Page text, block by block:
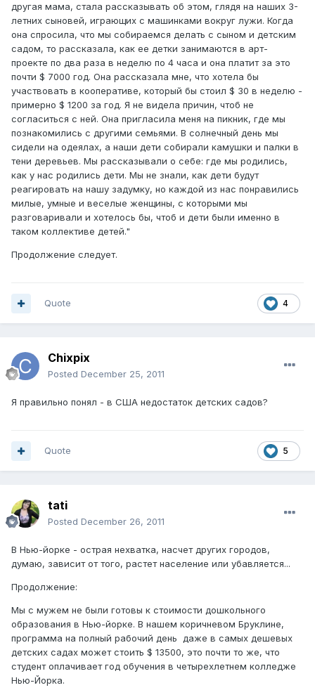
другая мама, стала рассказывать об этом, глядя на наших 3-
летних сыновей, играющих с машинками вокруг лужи. Когда
она спросила, что мы собираемся делать с сыном и детским
садом, то рассказала, как ее детки занимаются в арт-
проекте по два раза в неделю по 4 часа и она платит за это
почти $ 7000 год. Она рассказала мне, что хотела бы
участвовать в кооперативе, который бы стоил $ 30 в неделю -
примерно $ 1200 за год. Я не видела причин, чтоб не
согласиться с ней. Она пригласила меня на пикник, где мы
познакомились с другими семьями. В солнечный день мы
сидели на одеялах, а наши дети собирали камушки и палки в
тени деревьев. Мы рассказывали о себе: где мы родились,
как у нас родились дети. Мы не знали, как дети будут
реагировать на нашу задумку, но каждой из нас понравились
милые, умные и веселые женщины, с которыми мы
разговаривали и хотелось бы, чтоб и дети были именно в
таком коллективе детей."
Продолжение следует.
4
Quote
Chixpix
Posted December 25, 2011
Я правильно понял - в США недостаток детских садов?
5
Quote
tati
Posted December 26, 2011
В Нью-йорке - острая нехватка, насчет других городов,
думаю, зависит от того, растет население или убавляется...
Продолжение:
Мы с мужем не были готовы к стоимости дошкольного
образования в Нью-йорке. В нашем коричневом Бруклине,
программа на полный рабочий день даже в самых дешевых
детских садах может стоить $ 13500, это почти то же, что
студент оплачивает год обучения в четырехлетнем колледже
Нью-Йорка.